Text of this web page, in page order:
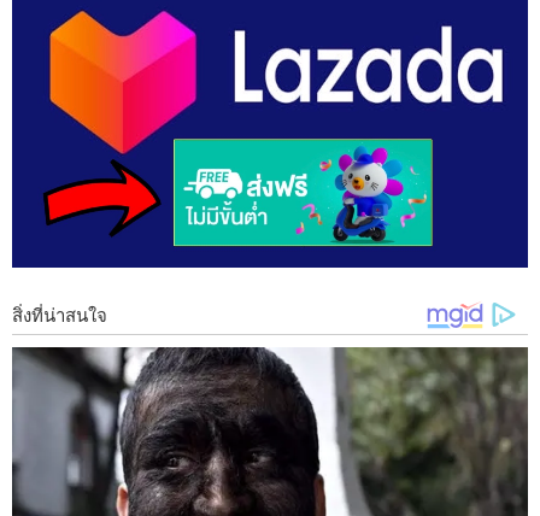
ศาลทั้ง 2 ที่ตั้งอยู่ในบ้าน เราต้องคอยหมั่นทำความสะอาด อย่ า
ปล่อยให้รกร้าง เพราะโบราณเชื่อว่า จะทำให้มีสิ่งไม่ดีแฝงตัวเข้ามา
อาศัยอยู่ และจะคอยทำร้ า ย คนในครอบครัว ไม่ให้พบเจอความสุข
มีแต่ความ ทุ ก ข์ เข้ามาทำร้ า ย การบูชาก็เช่นกัน เราต้องกราบไหว้
แสดงความเคารพให้ถูกต้องตามพิธีการ